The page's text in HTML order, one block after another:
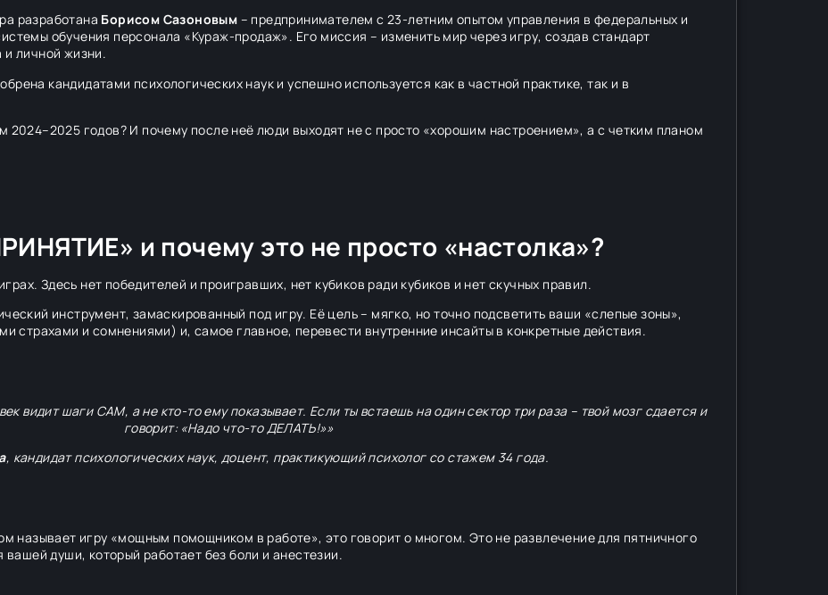
разработана Борисом Сазоновым – предпринимателем с 23-летним опытом управления в федеральных и
обучения персонала «Кураж-продаж». Его миссия – изменить мир через игру, создав стандарт
и личной жизни.
кандидатами психологических наук и успешно используется как в частной практике, так и в
годов? И почему после неё люди выходят не с просто «хорошим настроением», а с четким планом
и почему это не просто «настолка»?
Здесь нет победителей и проигравших, нет кубиков ради кубиков и нет скучных правил.
инструмент, замаскированный под игру. Её цель – мягко, но точно подсветить ваши «слепые зоны»,
страхами и сомнениями) и, самое главное, перевести внутренние инсайты в конкретные действия.
видит шаги САМ, а не кто-то ему показывает. Если ты встаешь на один сектор три раза – твой мозг сдается и
говорит: «Надо что-то ДЕЛАТЬ!»»
, кандидат психологических наук, доцент, практикующий психолог со стажем 34 года.
называет игру «мощным помощником в работе», это говорит о многом. Это не развлечение для пятничного
души, который работает без боли и анестезии.